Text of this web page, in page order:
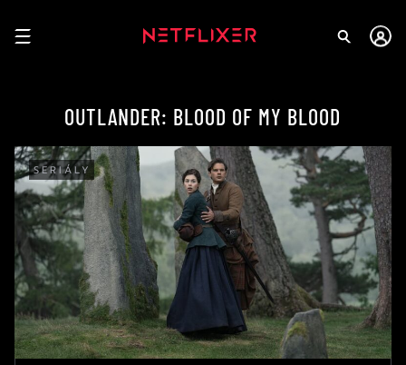
OUTLANDER: BLOOD OF MY BLOOD
SERIÁLY